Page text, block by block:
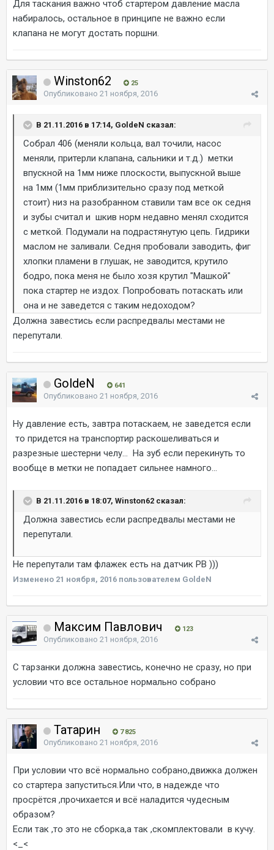
Для таскания важно чтоб стартером давление масла
набиралось, остальное в принципе не важно если
клапана не могут достать поршни.
Winston62 25
Опубликовано 21 ноября, 2016
В 21.11.2016 в 17:14, GoldeN сказал:
Собрал 406 (меняли кольца, вал точили, насос
меняли, притерли клапана, сальники и т.д.) метки
впускной на 1мм ниже плоскости, выпускной выше
на 1мм (1мм приблизительно сразу под меткой
стоит) низ на разобранном ставили там все ок седня
и зубы считал и шкив норм недавно менял сходится
с меткой. Подумали на подрастянутую цепь. Гидрики
маслом не заливали. Седня пробовали заводить, фиг
хлопки пламени в глушак, не заводится, крутило
бодро, пока меня не было хозя крутил "Машкой"
пока стартер не издох. Попробовать потаскать или
она и не заведется с таким недоходом?
Должна завестись если распредвалы местами не
перепутали.
GoldeN 641
Опубликовано 21 ноября, 2016
Ну давление есть, завтра потаскаем, не заведется если
то придется на транспортир раскошеливаться и
разрезные шестерни челу... На зуб если перекинуть то
вообще в метки не попадает сильнее намного...
В 21.11.2016 в 18:07, Winston62 сказал:
Должна завестись если распредвалы местами не
перепутали.
Не перепутали там флажек есть на датчик РВ )))
Изменено 21 ноября, 2016 пользователем GoldeN
Максим Павлович 123
Опубликовано 21 ноября, 2016
С тарзанки должна завестись, конечно не сразу, но при
условии что все остальное нормально собрано
Татарин 7 825
Опубликовано 21 ноября, 2016
При условии что всё нормально собрано,движка должен
со стартера запуститься.Или что, в надежде что
просрётся ,прочихается и всё наладится чудесным
образом?
Если так ,то это не сборка,а так ,скомплектовали в кучу.
<_<